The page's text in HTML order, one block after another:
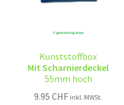
Kunststoffbox
Mit Scharnierdeckel
55mm hoch
9.95CHF inkl. MWSt.